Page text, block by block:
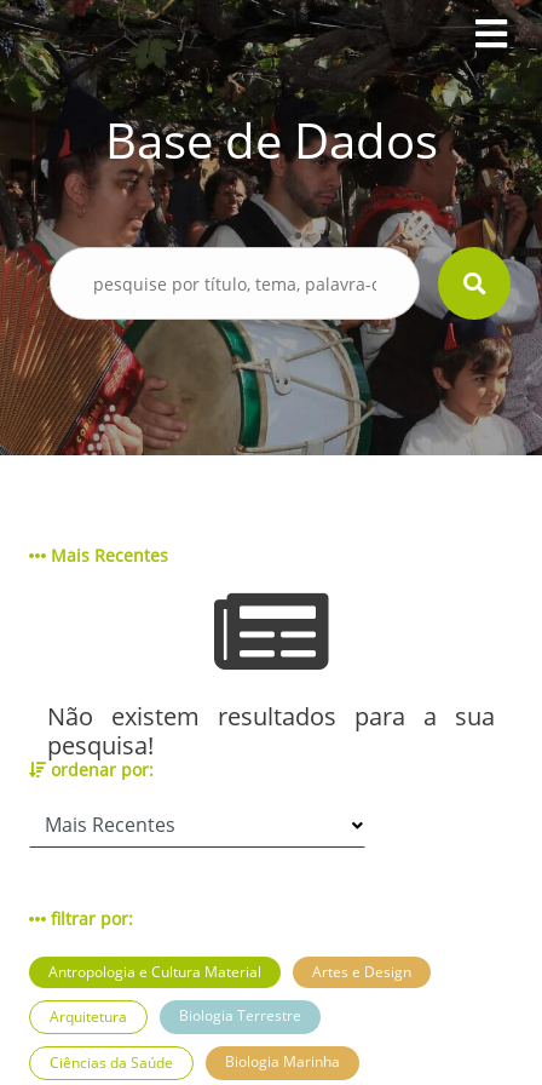
Base de Dados
Mais Recentes
Não existem resultados para a sua
pesquisa!
ordenar por:
filtrar por:
Antropologia e Cultura Material Artes e Design
Arquitetura Biologia Terrestre
Ciências da Saúde Biologia Marinha